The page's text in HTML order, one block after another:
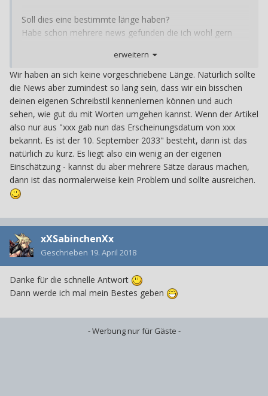
Soll dies eine bestimmte länge haben?
Habe schon mehrere news gefunden die ich wohl gern
erweitern
Wir haben an sich keine vorgeschriebene Länge. Natürlich sollte
die News aber zumindest so lang sein, dass wir ein bisschen
deinen eigenen Schreibstil kennenlernen können und auch
sehen, wie gut du mit Worten umgehen kannst. Wenn der Artikel
also nur aus "xxx gab nun das Erscheinungsdatum von xxx
bekannt. Es ist der 10. September 2033" besteht, dann ist das
natürlich zu kurz. Es liegt also ein wenig an der eigenen
Einschätzung - kannst du aber mehrere Sätze daraus machen,
dann ist das normalerweise kein Problem und sollte ausreichen.
xXSabinchenXx
Geschrieben 19. April 2018
Danke für die schnelle Antwort
Dann werde ich mal mein Bestes geben
- Werbung nur für Gäste -